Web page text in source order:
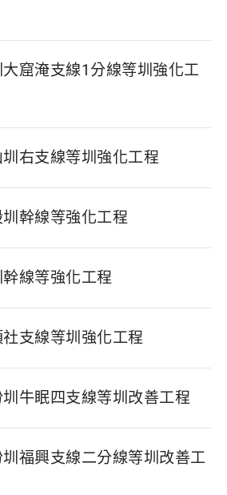
窟淹支線1分線等圳強化工
右支線等圳強化工程
幹線等強化工程
線等強化工程
支線等圳強化工程
牛眠四支線等圳改善工程
福興支線二分線等圳改善工